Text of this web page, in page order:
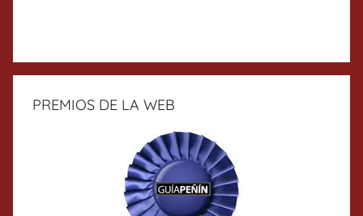
PREMIOS DE LA WEB